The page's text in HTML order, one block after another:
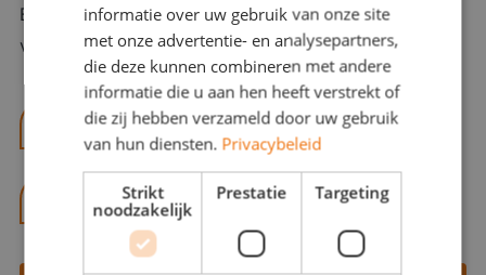
Bel of mail Benno met al jouw vragen. Benno staat
voor je klaar en helpt je graag!
benno@viajou.nl
06 13 28 62 71
informatie over uw gebruik van onze site
met onze advertentie- en analysepartners,
die deze kunnen combineren met andere
informatie die u aan hen heeft verstrekt of
die zij hebben verzameld door uw gebruik
van hun diensten. Privacybeleid
Strikt
noodzakelijk
Prestatie Targeting